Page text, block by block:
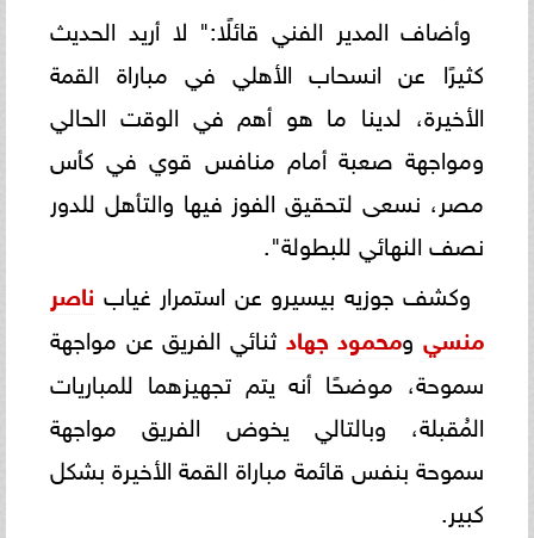
وأضاف المدير الفني قائلًا:" لا أريد الحديث
كثيرًا عن انسحاب الأهلي في مباراة القمة
الأخيرة، لدينا ما هو أهم في الوقت الحالي
ومواجهة صعبة أمام منافس قوي في كأس
مصر، نسعى لتحقيق الفوز فيها والتأهل للدور
نصف النهائي للبطولة".
وكشف جوزيه بيسيرو عن استمرار غياب ناصر
منسي ومحمود جهاد ثنائي الفريق عن مواجهة
سموحة، موضحًا أنه يتم تجهيزهما للمباريات
المُقبلة، وبالتالي يخوض الفريق مواجهة
سموحة بنفس قائمة مباراة القمة الأخيرة بشكل
كبير.